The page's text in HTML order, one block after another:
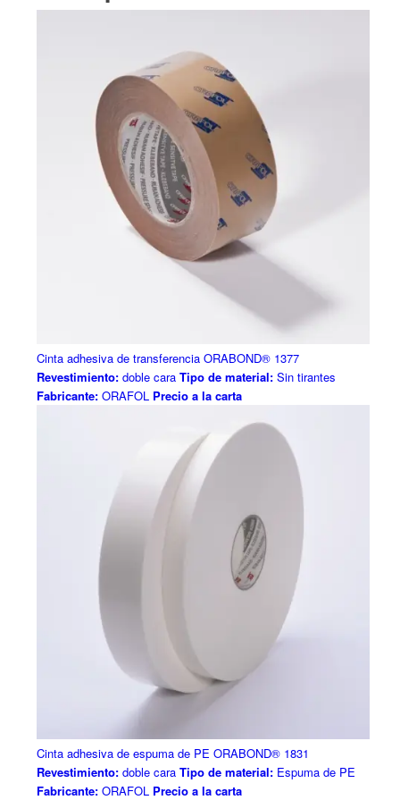
Cinta adhesiva de transferencia ORABOND® 1377
Revestimiento:doble cara Tipo de material:Sin tirantes
Fabricante:ORAFOL Precio a la carta
Cinta adhesiva de espuma de PE ORABOND® 1831
Revestimiento:doble cara Tipo de material:Espuma de PE
Fabricante:ORAFOL Precio a la carta